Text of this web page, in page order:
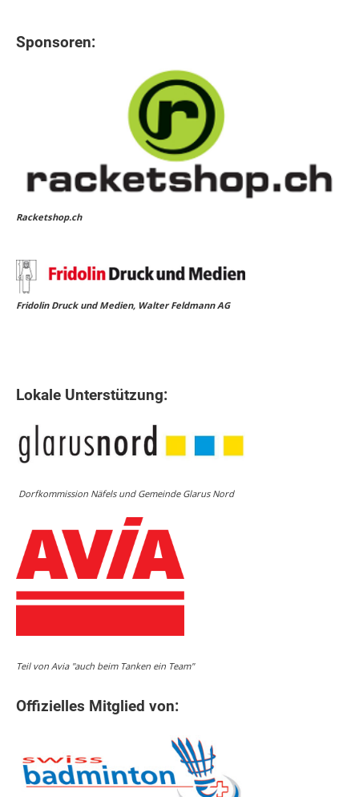
Sponsoren:
Racketshop.ch
Fridolin Druck und Medien, Walter Feldmann AG
Lokale Unterstützung:
Dorfkommission Näfels und Gemeinde Glarus Nord
Teil von Avia "auch beim Tanken ein Team"
Offizielles Mitglied von: